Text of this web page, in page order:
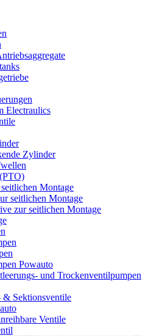
Electraulics
Zylinder
Montage
seitlichen Montage
zur seitlichen Montage
Powauto
und Trockenventilpumpen
Sektionsventile
Ventile